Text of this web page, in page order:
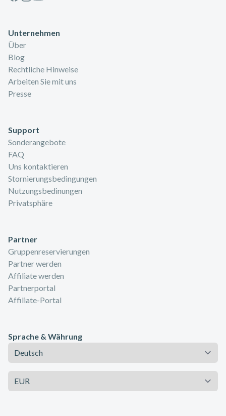
Unternehmen
Über
Blog
Rechtliche Hinweise
Arbeiten Sie mit uns
Presse
Support
Sonderangebote
FAQ
Uns kontaktieren
Stornierungsbedingungen
Nutzungsbedinungen
Privatsphäre
Partner
Gruppenreservierungen
Partner werden
Affiliate werden
Partnerportal
Affiliate-Portal
Sprache & Währung